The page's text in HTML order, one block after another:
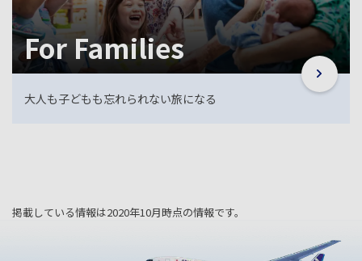
For Families
大人も子どもも忘れられない旅になる
掲載している情報は2020年10月時点の情報です。